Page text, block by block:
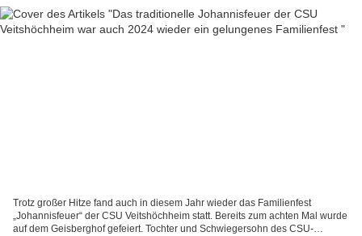
Trotz großer Hitze fand auch in diesem Jahr wieder das Familienfest
„Johannisfeuer“ der CSU Veitshöchheim statt. Bereits zum achten Mal wurde
auf dem Geisberghof gefeiert. Tochter und Schwiegersohn des CSU-